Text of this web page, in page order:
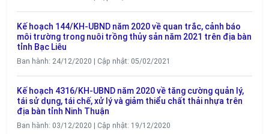
Kế hoạch 144/KH-UBND năm 2020 về quan trắc, cảnh báo
môi trường trong nuôi trồng thủy sản năm 2021 trên địa bàn
tỉnh Bạc Liêu
Ban hành: 24/12/2020 | Cập nhật: 05/02/2021
Kế hoạch 4316/KH-UBND năm 2020 về tăng cường quản lý,
tái sử dụng, tái chế, xử lý và giảm thiểu chất thải nhựa trên
địa bàn tỉnh Ninh Thuận
Ban hành: 03/12/2020 | Cập nhật: 19/12/2020